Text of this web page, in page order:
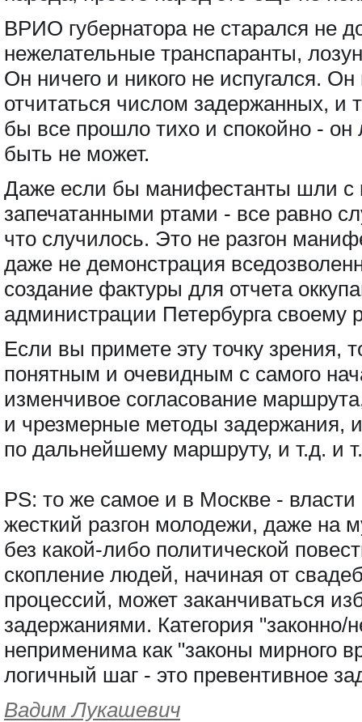
ВРИО губернатора не старался не
нежелательные транспаранты,
Он ничего и никого не испугался.
отчитаться числом задержанных, и
бы все прошло тихо и спокойно - он
быть не может.
Даже если бы манифестанты шли с
запечатанными ртами - все равно
что случилось. Это не разгон
даже не демонстрация
создание фактуры для отчета
администрации Петербурга своему
Если вы примете эту точку зрения,
понятным и очевидным с самого
изменчивое согласование
и чрезмерные методы задержания,
по дальнейшему маршруту, и т.д. и
PS: то же самое и в Москве -
жесткий разгон молодежи, даже на
без какой-либо политической
скопление людей, начиная от
процессий, может заканчиваться
задержаниями. Категория "законно/
неприменима как "законы мирного
логичный шаг - это превентивное
Вадим Лукашевич